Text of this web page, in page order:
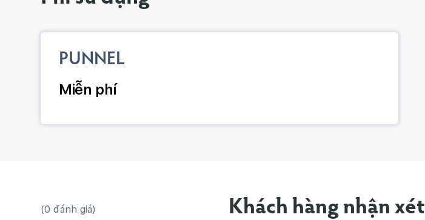
PUNNEL
Miễn phí
(0 đánh giá) Khách hàng nhận xét